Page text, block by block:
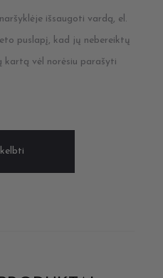
išsaugoti vardą, el.
puslapį, kad jų nebereiktų
kartą vėl norėsiu parašyti